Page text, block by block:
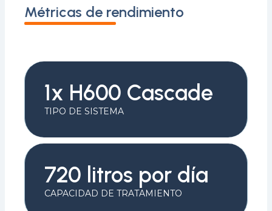
Métricas de rendimiento
1x H600 Cascade
TIPO DE SISTEMA
720 litros por día
CAPACIDAD DE TRATAMIENTO